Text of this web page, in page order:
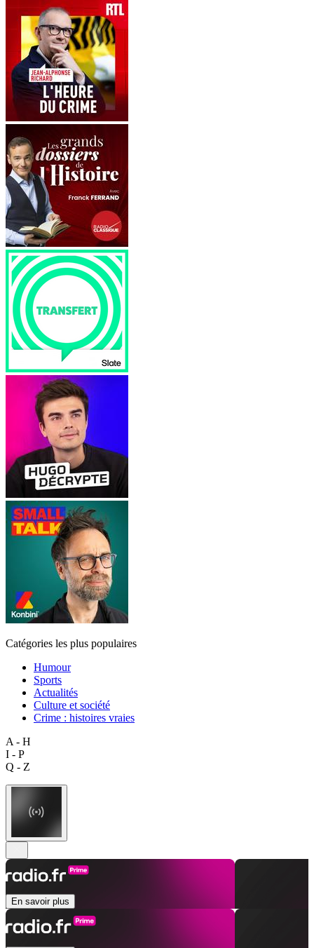
Catégories les plus populaires
Humour
Sports
Actualités
Culture et société
Crime : histoires vraies
A - H
I - P
Q - Z
En savoir plus